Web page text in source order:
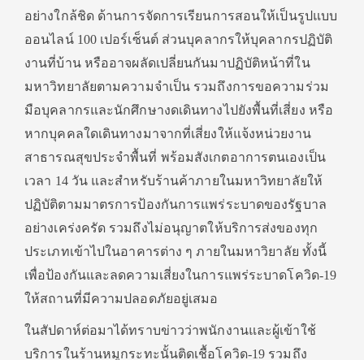
อย่างใกล้ชิด ด้านการจัดการเรียนการสอนให้เป็นรูปแบบ
ออนไลน์ 100 เปอร์เซ็นต์ ส่วนบุคลากรให้บุคลากรปฏิบัติ
งานที่บ้าน หรืออาจผลัดเปลี่ยนกันมาปฏิบัติหน้าที่ใน
มหาวิทยาลัยตามความจำเป็น รวมถึงการขอความร่วม
มือบุคลากรและนักศึกษางดเดินทางไปยังพื้นที่เสี่ยง หรือ
หากบุคคลใดเดินทางมาจากที่เสี่ยงให้แจ้งหน่วยงาน
สาธารณสุขประจำพื้นที่ พร้อมสังเกตอาการตนเองเป็น
เวลา 14 วัน และสำหรับร้านค้าภายในมหาวิทยาลัยให้
ปฏิบัติตามมาตรการป้องกันการแพร่ระบาดของรัฐบาล
อย่างเคร่งครัด รวมถึงไม่อนุญาตให้บริการส่งของทุก
ประเภทเข้าไปในอาคารต่าง ๆ ภายในมหาวิยาลัย ทั้งนี้
เพื่อป้องกันและลดความเสี่ยงในการแพร่ระบาดโควิด-19
ให้สถานที่มีความปลอดภัยอยู่เสมอ
ในสัปดาห์ต่อมาได้ทราบข่าวว่าพนักงานและผู้เข้าใช้
บริการในร้านหมูกระทะนั้นติดเชื้อโควิด-19 รวมถึง